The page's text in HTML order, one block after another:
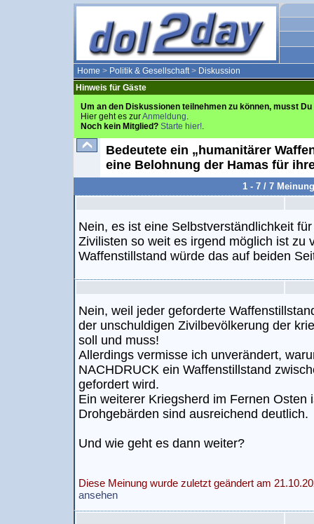
Home > Politik & Gesellschaft> Diskussion
Hinweis für Gäste
Um an den Diskussionen teilnehmen zu können, musst
Hier geht es zurAnmeldung.
Noch kein Mitglied? Starte hier!.
Bedeutete ein „humanitärer
eine Belohnung der Hamas für
1 - 7 / 7
Nein, es ist eine Selbstverständlichkeit
Zivilisten so weit es irgend möglich ist zu
Waffenstillstand würde das auf beiden
Nein, weil jeder geforderte
der unschuldigen Zivilbevölkerung der
soll und muss!
Allerdings vermisse ich unverändert,
NACHDRUCK ein Waffenstillstand
gefordert wird.
Ein weiterer Kriegsherd im Fernen Osten
Drohgebärden sind ausreichend deutlich.
Und wie geht es dann weiter?
Diese Meinung wurde zuletzt geändert am
ansehen